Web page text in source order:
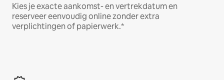
Kies je exacte aankomst- en vertrekdatum en
reserveer eenvoudig online zonder extra
verplichtingen of papierwerk.*